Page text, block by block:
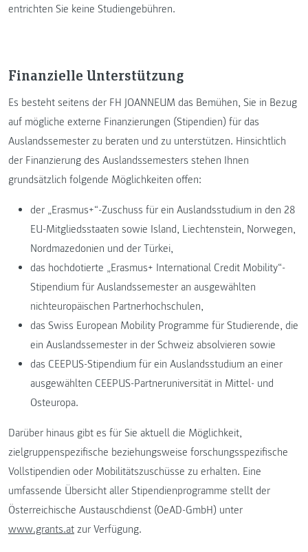
entrichten Sie keine Studiengebühren.
Finanzielle Unterstützung
Es besteht seitens der FH JOANNEUM das Bemühen, Sie in Bezug
auf mögliche externe Finanzierungen (Stipendien) für das
Auslandssemester zu beraten und zu unterstützen. Hinsichtlich
der Finanzierung des Auslandssemesters stehen Ihnen
grundsätzlich folgende Möglichkeiten offen:
der „Erasmus+“-Zuschuss für ein Auslandsstudium in den 28
EU-Mitgliedsstaaten sowie Island, Liechtenstein, Norwegen,
Nordmazedonien und der Türkei,
das hochdotierte „Erasmus+ International Credit Mobility“-
Stipendium für Auslandssemester an ausgewählten
nichteuropäischen Partnerhochschulen,
das Swiss European Mobility Programme für Studierende, die
ein Auslandssemester in der Schweiz absolvieren sowie
das CEEPUS-Stipendium für ein Auslandsstudium an einer
ausgewählten CEEPUS-Partneruniversität in Mittel- und
Osteuropa.
Darüber hinaus gibt es für Sie aktuell die Möglichkeit,
zielgruppenspezifische beziehungsweise forschungsspezifische
Vollstipendien oder Mobilitätszuschüsse zu erhalten. Eine
umfassende Übersicht aller Stipendienprogramme stellt der
Österreichische Austauschdienst (OeAD-GmbH) unter
www.grants.at zur Verfügung.